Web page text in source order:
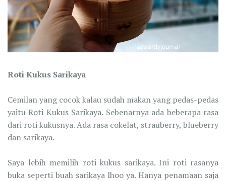
Roti Kukus Sarikaya
Cemilan yang cocok kalau sudah makan yang pedas-pedas
yaitu Roti Kukus Sarikaya. Sebenarnya ada beberapa rasa
dari roti kukusnya. Ada rasa cokelat, strauberry, blueberry
dan sarikaya.
Saya lebih memilih roti kukus sarikaya. Ini roti rasanya
buka seperti buah sarikaya lhoo ya. Hanya penamaan saja